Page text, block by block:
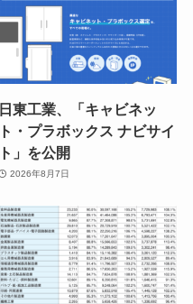
日東工業、「キャビネッ
ト・プラボックス ナビサイ
ト」を公開
2026年8月7日